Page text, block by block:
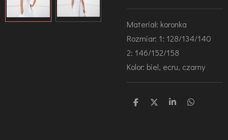
Materiał: koronka
Rozmiar: 1: 128/134/140
2: 146/152/158
Kolor: biel, ecru, czarny
U
U
U
U